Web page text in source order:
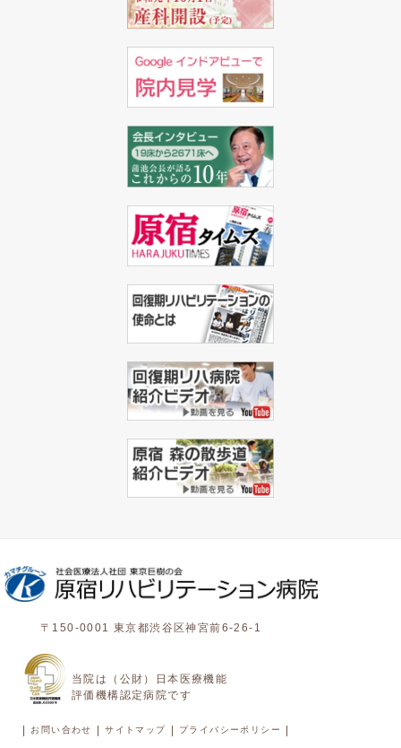
〒150-0001 東京都渋谷区神宮前6-26-1
当院は（公財）日本医療機能
評価機構認定病院です
| お問い合わせ | サイトマップ | プライバシーポリシー |